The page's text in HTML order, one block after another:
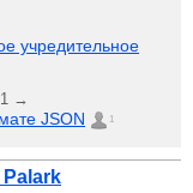
учредительное
→
JSON 1
Palark